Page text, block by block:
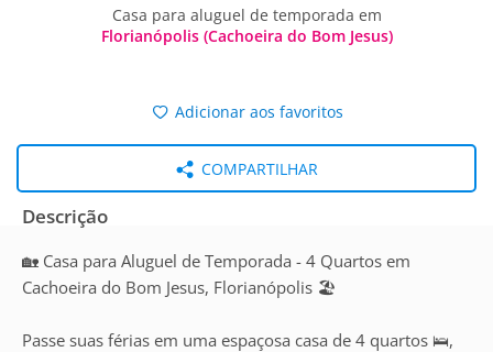
Casa para aluguel de temporada em
Florianópolis (Cachoeira do Bom Jesus)
Adicionar aos favoritos
COMPARTILHAR
Descrição
🏡 Casa para Aluguel de Temporada - 4 Quartos em
Cachoeira do Bom Jesus, Florianópolis 🏖️
Passe suas férias em uma espaçosa casa de 4 quartos 🛌,